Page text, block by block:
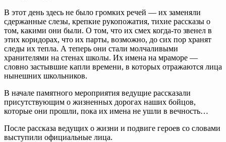
В этот день здесь не было громких речей — их заменяли
сдержанные слезы, крепкие рукопожатия, тихие рассказы о
том, какими они были. О том, что их смех когда-то звенел в
этих коридорах, что их парты, возможно, до сих пор хранят
следы их тепла. А теперь они стали молчаливыми
хранителями на стенах школы. Их имена на мраморе —
словно застывшие капли времени, в которых отражаются лица
нынешних школьников.
В начале памятного мероприятия ведущие рассказали
присутствующим о жизненных дорогах наших бойцов,
которые они прошли, пока их имена не ушли в вечность…
После рассказа ведущих о жизни и подвиге героев со словами
выступили официальные лица.